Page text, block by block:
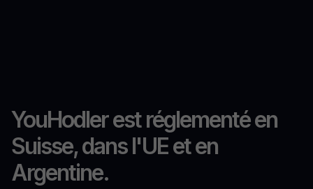
YouHodler est réglementé en
Suisse, dans l'UE et en
Argentine.